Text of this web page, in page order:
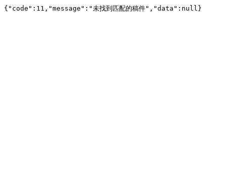
{"code":11,"message":"未找到匹配的稿件","data":null}